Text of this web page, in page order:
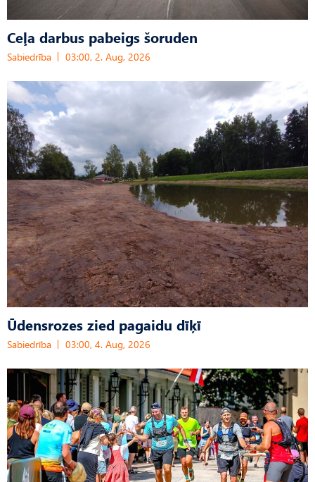
Ceļa darbus pabeigs šoruden
Sabiedrība 03:00, 2. Aug, 2026
Ūdensrozes zied pagaidu dīķī
Sabiedrība 03:00, 4. Aug, 2026